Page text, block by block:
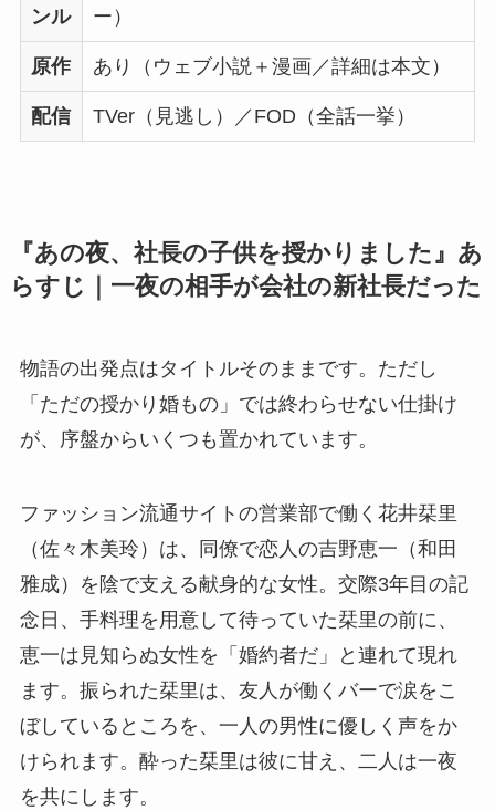
ンル
ー）
原作 あり（ウェブ小説＋漫画／詳細は本文）
配信 TVer（見逃し）／FOD（全話一挙）
『あの夜、社長の子供を授かりました』あ
らすじ｜一夜の相手が会社の新社長だった
物語の出発点はタイトルそのままです。ただし
「ただの授かり婚もの」では終わらせない仕掛け
が、序盤からいくつも置かれています。
ファッション流通サイトの営業部で働く花井栞里
（佐々木美玲）は、同僚で恋人の吉野恵一（和田
雅成）を陰で支える献身的な女性。交際3年目の記
念日、手料理を用意して待っていた栞里の前に、
恵一は見知らぬ女性を「婚約者だ」と連れて現れ
ます。振られた栞里は、友人が働くバーで涙をこ
ぼしているところを、一人の男性に優しく声をか
けられます。酔った栞里は彼に甘え、二人は一夜
を共にします。